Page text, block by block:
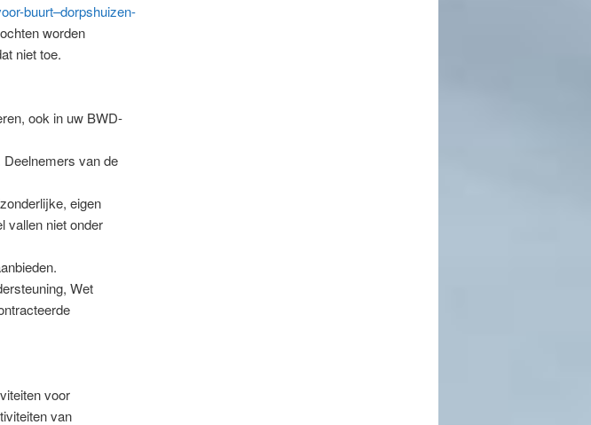
buurt–dorpshuizen-
worden
niet toe.
ook in uw BWD-
Deelnemers van de
eigen
vallen niet onder
Wet
voor
van